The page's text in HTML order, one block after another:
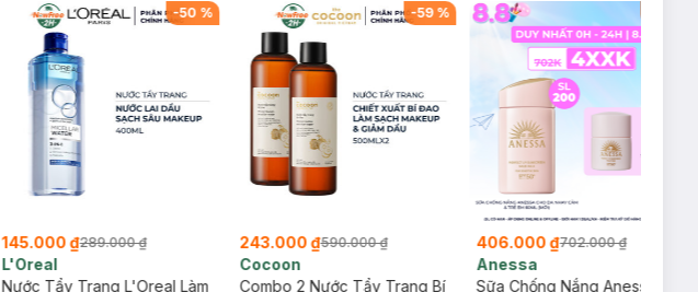
-50 %
145.000 ₫289.000 ₫
L'Oreal
Nước Tẩy Trang L'Oreal Làm
-59%
243.000 ₫590.000 ₫
Cocoon
Combo 2 Nước Tẩy Trang Bí
406.000 ₫702.000 ₫
Anessa
Sữa Chống Nắng Anessa